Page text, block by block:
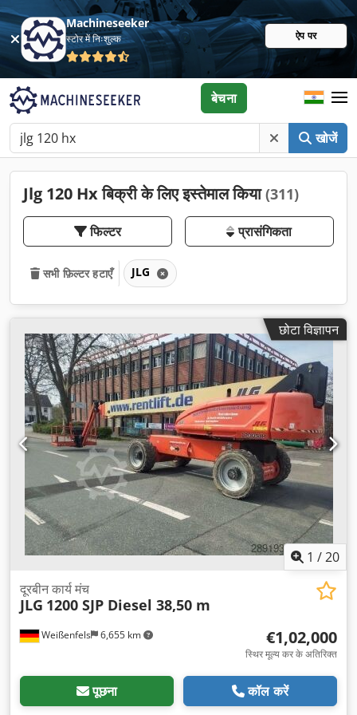
Machineseeker
स्टोर में निःशुल्क ऐप पर
खोजें
बेचना
Jlg 120 Hx बिक्री के लिए इस्तेमाल किया(311)
फिल्टर प्रासंगिकता
सभी फ़िल्टर हटाएँ JLG
छोटा विज्ञापन
1 /20
Weißenfels 6,655 km
दूरबीन कार्य मंच
JLG 1200 SJP Diesel 38,50 m
€1,02,000
स्थिर मूल्य कर के अतिरिक्त
पूछना कॉल करें